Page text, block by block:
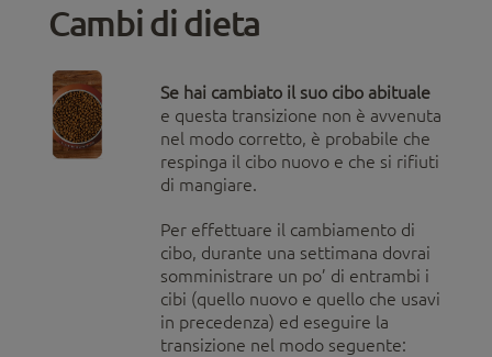
Cambi di dieta
Se hai cambiato il suo cibo abituale
e questa transizione non è avvenuta
nel modo corretto, è probabile che
respinga il cibo nuovo e che si rifiuti
di mangiare.
Per effettuare il cambiamento di
cibo, durante una settimana dovrai
somministrare un po’ di entrambi i
cibi (quello nuovo e quello che usavi
in precedenza) ed eseguire la
transizione nel modo seguente: